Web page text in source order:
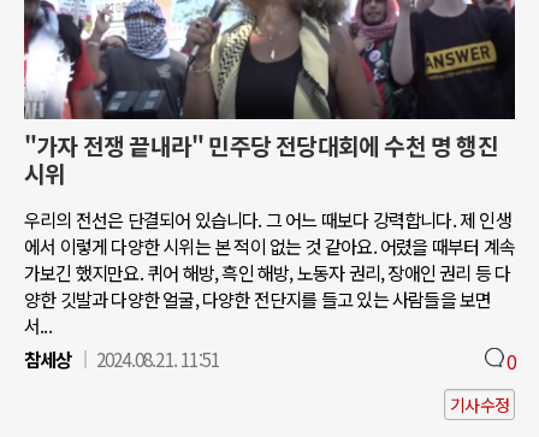
"가자 전쟁 끝내라" 민주당 전당대회에 수천 명 행진
시위
우리의 전선은 단결되어 있습니다. 그 어느 때보다 강력합니다. 제 인생
에서 이렇게 다양한 시위는 본 적이 없는 것 같아요. 어렸을 때부터 계속
가보긴 했지만요. 퀴어 해방, 흑인 해방, 노동자 권리, 장애인 권리 등 다
양한 깃발과 다양한 얼굴, 다양한 전단지를 들고 있는 사람들을 보면
서...
참세상
2024.08.21. 11:51 0
기사수정